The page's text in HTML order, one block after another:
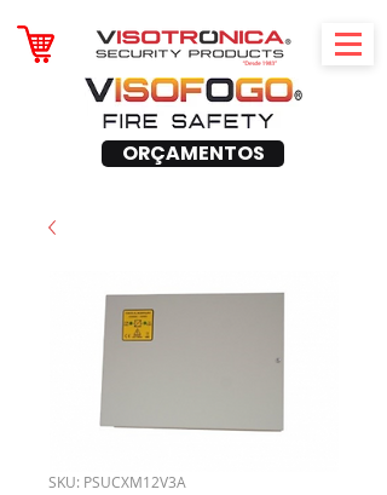
ORÇAMENTOS
SKU: PSUCXM12V3A